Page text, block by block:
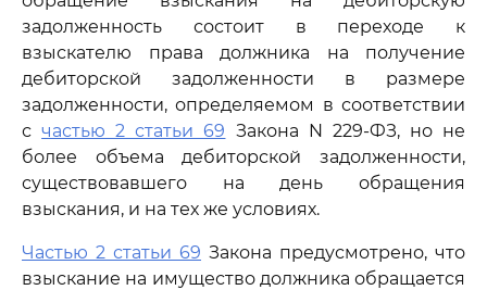
задолженность состоит в переходе к
взыскателю права должника на получение
дебиторской задолженности в размере
задолженности, определяемом в соответствии
счастью 2 статьи 69 Закона N 229-ФЗ, но не
более объема дебиторской задолженности,
существовавшего на день обращения
взыскания, и на тех же условиях.
Частью 2 статьи 69 Закона предусмотрено, что
взыскание на имущество должника обращается